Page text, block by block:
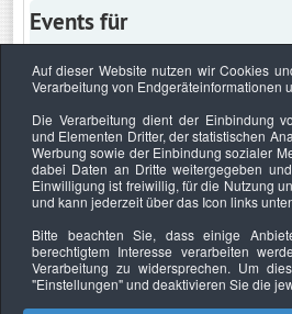
Events für
Keine Termine
Datenschutzerklärung
Copyright © 2026.
Sachverständiger und
Auf dieser Website nutzen wir Cookies
Verarbeitung von Endgeräteinformationen
Die Verarbeitung dient der Einbindung
und Elementen Dritter, der statistischen
Werbung sowie der Einbindung sozialer
dabei Daten an Dritte weitergegeben
Einwilligung ist freiwillig, für die Nutzung
und kann jederzeit über das Icon links
Bitte beachten Sie, dass einige
berechtigtem Interesse verarbeiten
Verarbeitung zu widersprechen. Um
"Einstellungen"und deaktivieren Sie die